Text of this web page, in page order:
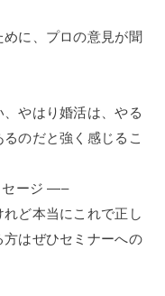
に、プロの意見が聞
やはり婚活は、やる
のだと強く感じるこ
セージ —–
ど本当にこれで正し
はぜひセミナーへの